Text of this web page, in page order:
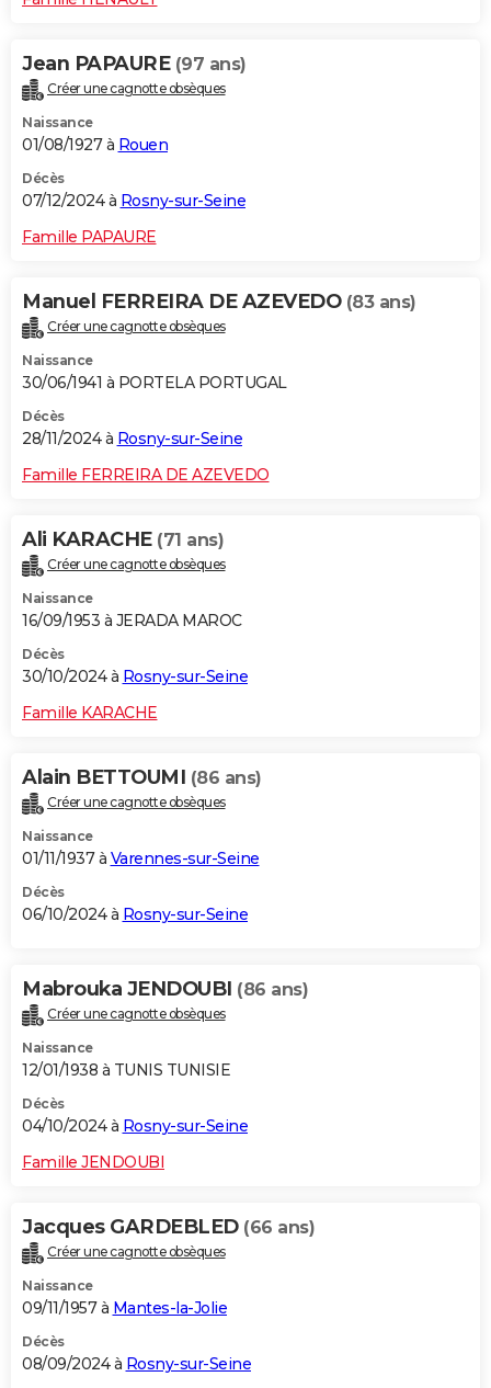
Jean PAPAURE (97 ans)
Créer une cagnotte obsèques
Naissance
01/08/1927 à Rouen
Décès
07/12/2024 à Rosny-sur-Seine
Famille PAPAURE
Manuel FERREIRA DE AZEVEDO (83 ans)
Créer une cagnotte obsèques
Naissance
30/06/1941 à PORTELA PORTUGAL
Décès
28/11/2024 à Rosny-sur-Seine
Famille FERREIRA DE AZEVEDO
Ali KARACHE (71 ans)
Créer une cagnotte obsèques
Naissance
16/09/1953 à JERADA MAROC
Décès
30/10/2024 à Rosny-sur-Seine
Famille KARACHE
Alain BETTOUMI (86 ans)
Créer une cagnotte obsèques
Naissance
01/11/1937 à Varennes-sur-Seine
Décès
06/10/2024 à Rosny-sur-Seine
Mabrouka JENDOUBI (86 ans)
Créer une cagnotte obsèques
Naissance
12/01/1938 à TUNIS TUNISIE
Décès
04/10/2024 à Rosny-sur-Seine
Famille JENDOUBI
Jacques GARDEBLED (66 ans)
Créer une cagnotte obsèques
Naissance
09/11/1957 à Mantes-la-Jolie
Décès
08/09/2024 à Rosny-sur-Seine